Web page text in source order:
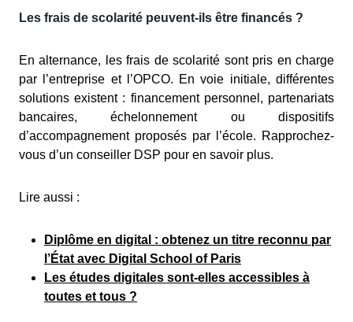
Les frais de scolarité peuvent-ils être financés ?
En alternance, les frais de scolarité sont pris en charge
par l’entreprise et l’OPCO. En voie initiale, différentes
solutions existent : financement personnel, partenariats
bancaires, échelonnement ou dispositifs
d’accompagnement proposés par l’école. Rapprochez-
vous d’un conseiller DSP pour en savoir plus.
Lire aussi :
Diplôme en digital : obtenez un titre reconnu par
l’État avec Digital School of Paris
Les études digitales sont-elles accessibles à
toutes et tous ?